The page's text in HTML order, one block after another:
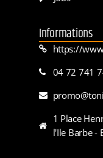
Informations
https://
04 72 741
1 Place
l'Ile Barbe -